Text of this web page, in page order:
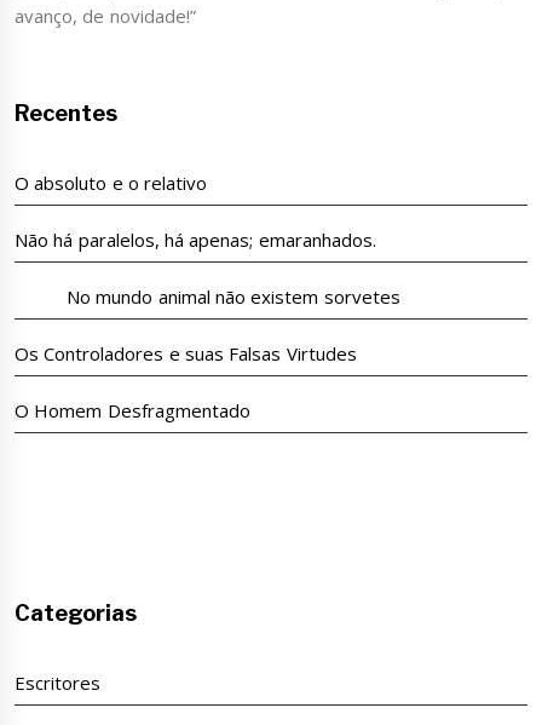
avanço, de novidade!”
Recentes
O absoluto e o relativo
Não há paralelos, há apenas; emaranhados.
No mundo animal não existem sorvetes
Os Controladores e suas Falsas Virtudes
O Homem Desfragmentado
Categorias
Escritores